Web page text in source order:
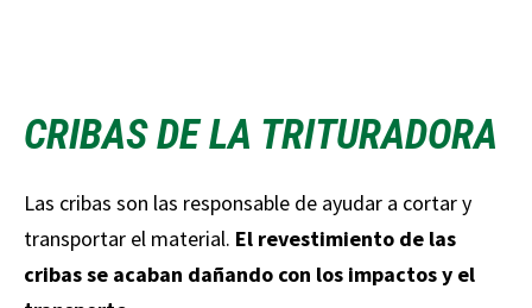
CRIBAS DE LA TRITURADORA
Las cribas son las responsable de ayudar a cortar y
transportar el material. El revestimiento de las
cribas se acaban dañando con los impactos y el